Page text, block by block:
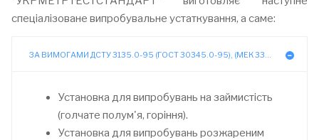
спеціалізоване випробувальне устаткування, а саме:
ЗА ВИМОГАМИ ДСТУ 3135.0-95 (ГОСТ 30345.0-95), (МЕК 335-1-91) "БЕЗОПАСНОСТЬ БЫТОВЫХ И АНАЛОГИЧНЫХ ЭЛЕКТРИЧЕСКИХ ПРИБОРОВ. ОБЩИЕ ТРЕБОВАНИЯ."
Установка для випробувань на займистість
(голчате полум'я, горіння).
Установка для випробувань розжареним